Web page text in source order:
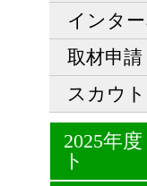
インタ
取材申請
スカウ
2025年
ト